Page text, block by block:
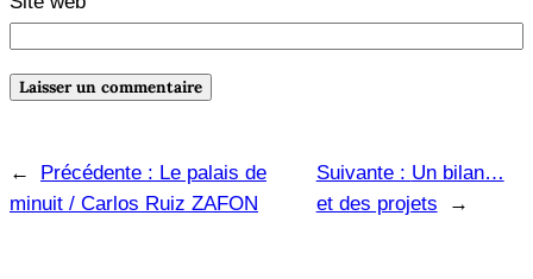
← Précédente : Le palais de
minuit / Carlos Ruiz ZAFON
Suivante : Un bilan…
et des projets
→